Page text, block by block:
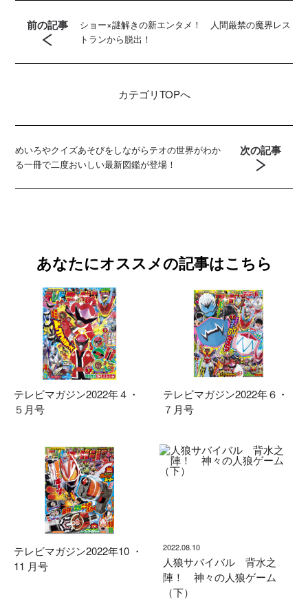
前の記事
ショー×謎解きの新エンタメ！ 人間厳禁の魔界レス
トランから脱出！
カテゴリTOPへ
めいろやクイズあそびをしながらテオの世界がわか
る一冊で二度おいしい最新図鑑が登場！
次の記事
あなたにオススメの記事はこちら
テレビマガジン2022年４・
５月号
テレビマガジン2022年６・
７月号
テレビマガジン2022年10 ・
11 月号
2022.08.10
人狼サバイバル 背水之
陣！ 神々の人狼ゲーム
（下）